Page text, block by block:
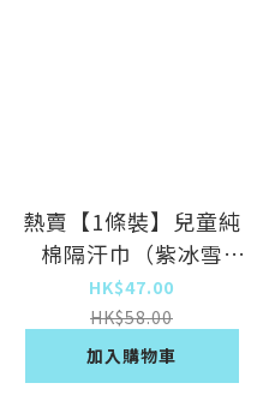
熱賣【1條裝】兒童純
棉隔汗巾（紫冰雪
24*32cm）
HK$47.00
HK$58.00
加入購物車